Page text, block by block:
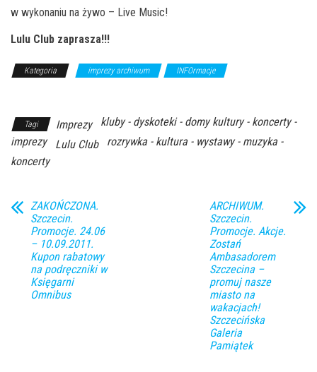
w wykonaniu na żywo – Live Music!
Lulu Club zaprasza!!!
Kategoria imprezy archiwum INFOrmacje
Tagi Imprezy
kluby - dyskoteki - domy kultury - koncerty -
imprezy
Lulu Club
rozrywka - kultura - wystawy - muzyka -
koncerty
ZAKOŃCZONA.
Szczecin.
Promocje. 24.06
– 10.09.2011.
Kupon rabatowy
na podręczniki w
Księgarni
Omnibus
ARCHIWUM.
Szczecin.
Promocje. Akcje.
Zostań
Ambasadorem
Szczecina –
promuj nasze
miasto na
wakacjach!
Szczecińska
Galeria
Pamiątek